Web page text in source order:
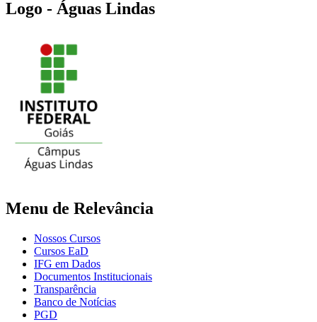
Logo - Águas Lindas
Menu de Relevância
Nossos Cursos
Cursos EaD
IFG em Dados
Documentos Institucionais
Transparência
Banco de Notícias
PGD